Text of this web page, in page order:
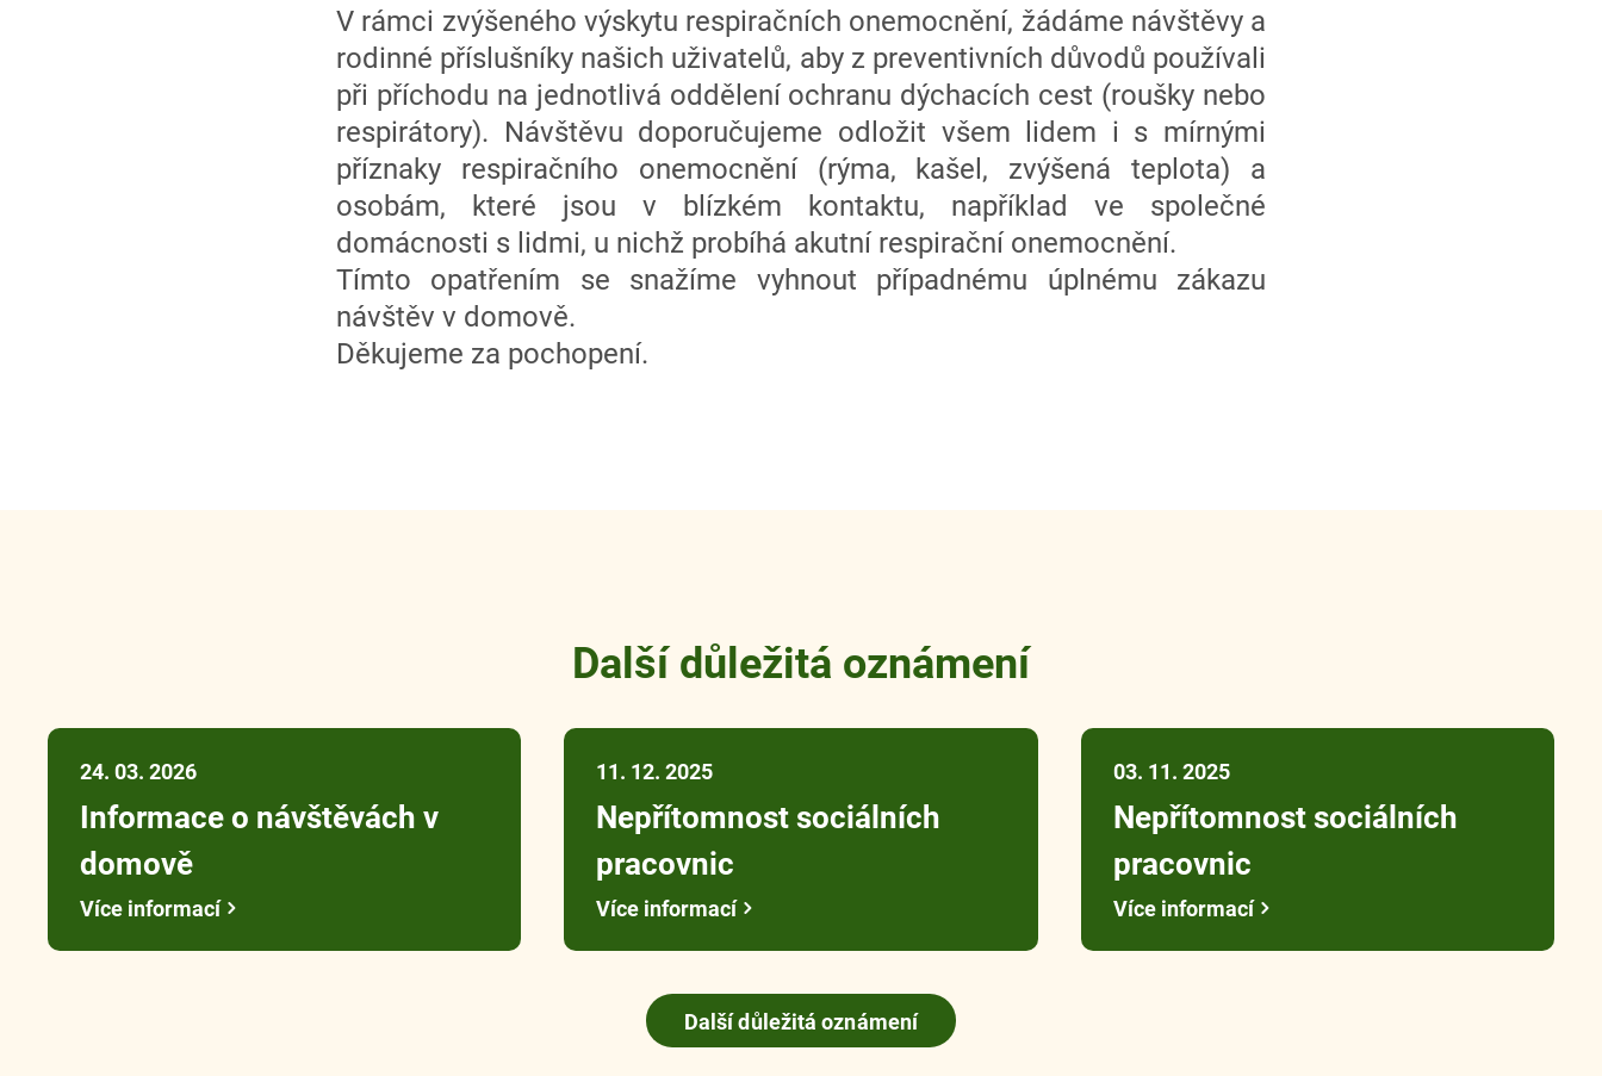
V rámci zvýšeného výskytu respiračních onemocnění, žádáme návštěvy a
rodinné příslušníky našich uživatelů, aby z preventivních důvodů používali
při příchodu na jednotlivá oddělení ochranu dýchacích cest (roušky nebo
respirátory). Návštěvu doporučujeme odložit všem lidem i s mírnými
příznaky respiračního onemocnění (rýma, kašel, zvýšená teplota) a
osobám, které jsou v blízkém kontaktu, například ve společné
domácnosti s lidmi, u nichž probíhá akutní respirační onemocnění.
Tímto opatřením se snažíme vyhnout případnému úplnému zákazu
návštěv v domově.
Děkujeme za pochopení.
Další důležitá oznámení
24. 03. 2026
Informace o návštěvách v
domově
Více informací
11. 12. 2025
Nepřítomnost sociálních
pracovnic
Více informací
03. 11. 2025
Nepřítomnost sociálních
pracovnic
Více informací
Další důležitá oznámení